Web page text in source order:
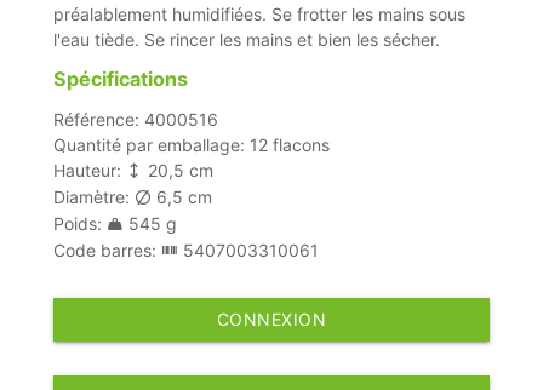
préalablement humidifiées. Se frotter les mains sous
l'eau tiède. Se rincer les mains et bien les sécher.
Spécifications
Référence: 4000516
Quantité par emballage: 12 flacons
Hauteur:
20,5 cm
Diamètre:
6,5 cm
Poids:
545 g
Code barres:
5407003310061
CONNEXION